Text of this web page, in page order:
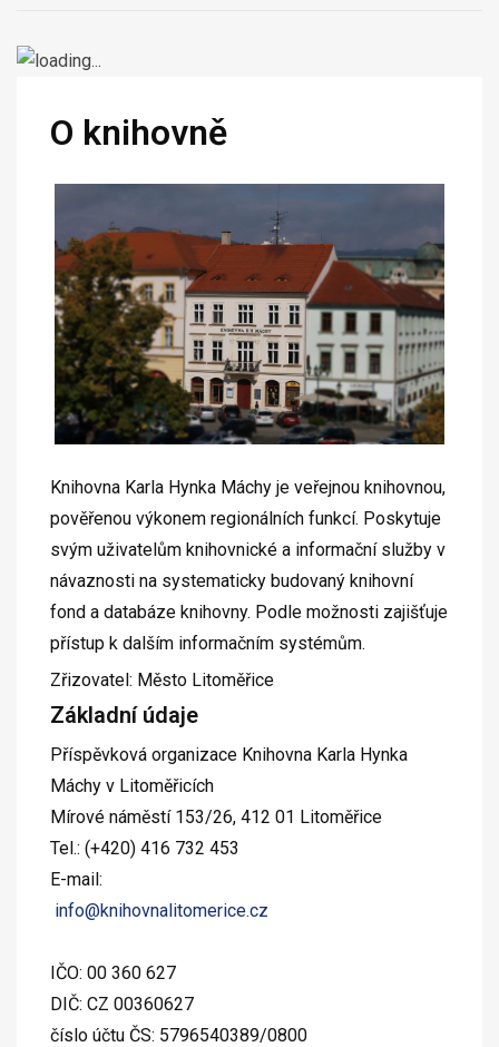
O knihovně
Knihovna Karla Hynka Máchy je veřejnou knihovnou,
pověřenou výkonem regionálních funkcí. Poskytuje
svým uživatelům knihovnické a informační služby v
návaznosti na systematicky budovaný knihovní
fond a databáze knihovny. Podle možnosti zajišťuje
přístup k dalším informačním systémům.
Zřizovatel: Město Litoměřice
Základní údaje
Příspěvková organizace Knihovna Karla Hynka
Máchy v Litoměřicích
Mírové náměstí 153/26, 412 01 Litoměřice
Tel.: (+420) 416 732 453
E-mail:
info@knihovnalitomerice.cz
IČO: 00 360 627
DIČ: CZ 00360627
číslo účtu ČS: 5796540389/0800